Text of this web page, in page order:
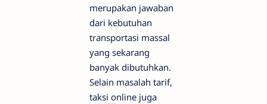
merupakan jawaban
dari kebutuhan
transportasi massal
yang sekarang
banyak dibutuhkan.
Selain masalah tarif,
taksi online juga